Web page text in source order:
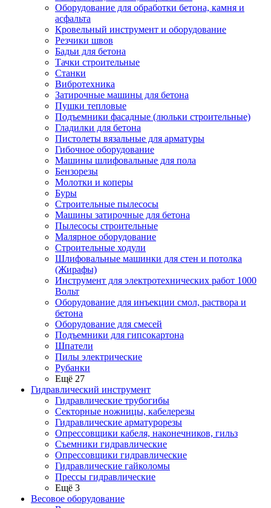
Оборудование для обработки бетона, камня и
асфальта
Кровельный инструмент и оборудование
Резчики швов
Бадьи для бетона
Тачки строительные
Станки
Вибротехника
Затирочные машины для бетона
Пушки тепловые
Подъемники фасадные (люльки строительные)
Гладилки для бетона
Пистолеты вязальные для арматуры
Гибочное оборудование
Машины шлифовальные для пола
Бензорезы
Молотки и коперы
Буры
Строительные пылесосы
Машины затирочные для бетона
Пылесосы строительные
Малярное оборудование
Строительные ходули
Шлифовальные машинки для стен и потолка
(Жирафы)
Инструмент для электротехнических работ 1000
Вольт
Оборудование для инъекции смол, раствора и
бетона
Оборудование для смесей
Подъемники для гипсокартона
Шпатели
Пилы электрические
Рубанки
Ещё 27
Гидравлический инструмент
Гидравлические трубогибы
Секторные ножницы, кабелерезы
Гидравлические арматурорезы
Опрессовщики кабеля, наконечников, гильз
Съемники гидравлические
Опрессовщики гидравлические
Гидравлические гайколомы
Прессы гидравлические
Ещё 3
Весовое оборудование